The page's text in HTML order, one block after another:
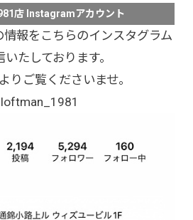
店 Instagramアカウント
情報をこちらのインスタグラム
たしております。
りご覧くださいませ。